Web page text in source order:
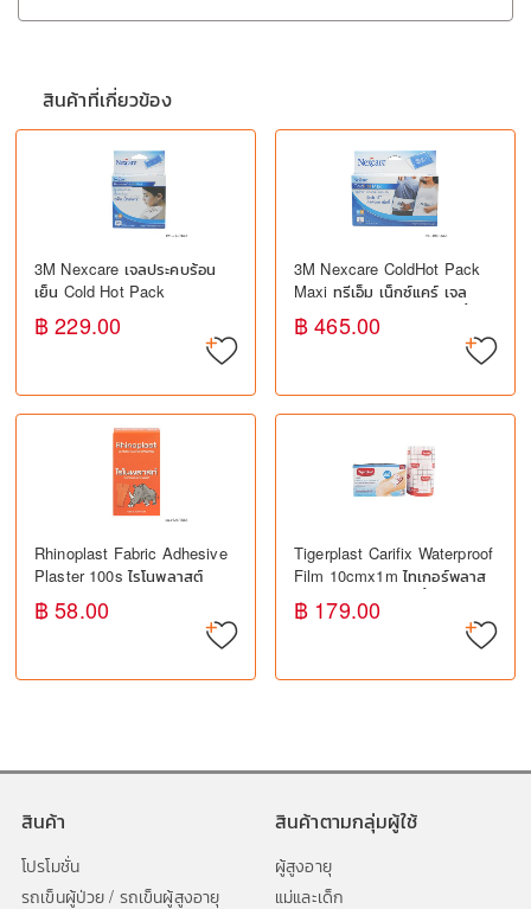
สินค้าที่เกี่ยวข้อง
3M Nexcare เจลประคบร้อน
เย็น Cold Hot Pack
฿ 229.00
3M Nexcare ColdHot Pack
Maxi ทรีเอ็ม เน็กซ์แคร์ เจล
ประคบร้อนเย็น ปวดกล้ามเนื้อ
ฟกช้ำ เคล็ดขัดยอก
฿ 465.00
Rhinoplast Fabric Adhesive
Plaster 100s ไรโนพลาสต์
พลาสเตอร์ผ้า ปิดแผล
฿ 58.00
Tigerplast Carifix Waterproof
Film 10cmx1m ไทเกอร์พลาส
คาริฟิกซ์ ฟิล์มใสกันน้ำ ปิดแผล
฿ 179.00
สินค้า
โปรโมชั่น
รถเข็นผู้ป่วย / รถเข็นผู้สูงอายุ
สินค้าตามกลุ่มผู้ใช้
ผู้สูงอายุ
แม่และเด็ก